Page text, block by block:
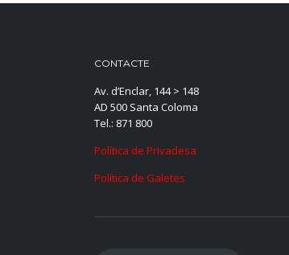
CONTACTE
Av. d’Enclar, 144 > 148
AD 500 Santa Coloma
Tel.: 871 800
Política de Privadesa
Política de Galetes